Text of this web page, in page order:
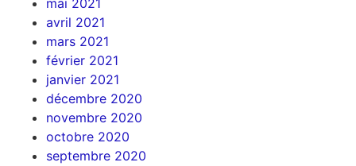
mai 2021
avril 2021
mars 2021
février 2021
janvier 2021
décembre 2020
novembre 2020
octobre 2020
septembre 2020